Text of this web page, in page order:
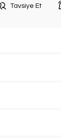
Tavsiye Et